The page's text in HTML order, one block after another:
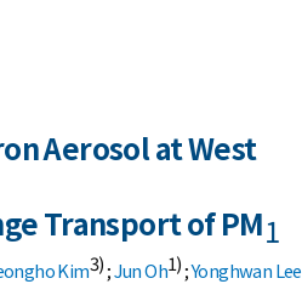
Aerosol at West
Transport of PM1
Kim3);Jun Oh1);Yonghwan Lee